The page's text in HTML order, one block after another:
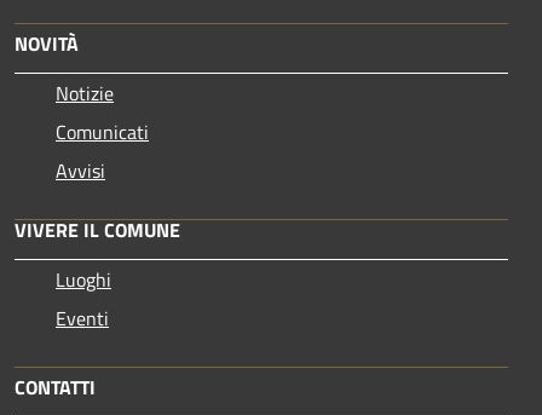
NOVITÀ
Notizie
Comunicati
Avvisi
VIVERE IL COMUNE
Luoghi
Eventi
CONTATTI